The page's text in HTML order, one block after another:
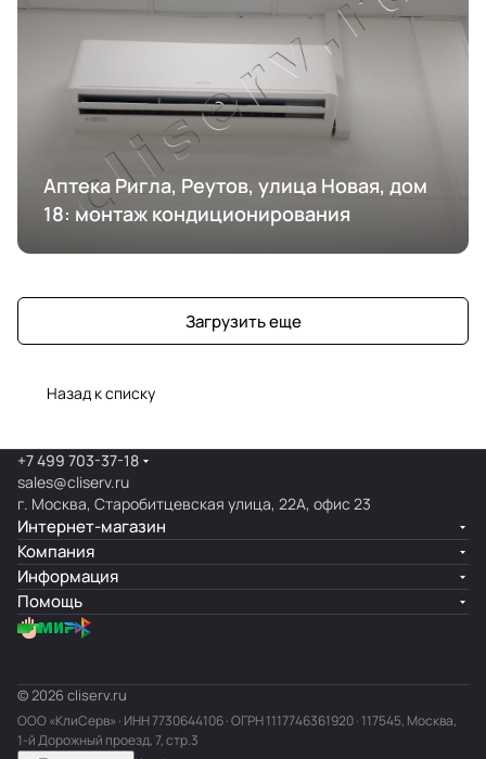
Аптека Ригла, Реутов, улица Новая, дом
18: монтаж кондиционирования
Загрузить еще
Назад к списку
+7 499 703-37-18
sales@cliserv.ru
г. Москва, Старобитцевская улица, 22А, офис 23
Интернет-магазин
Компания
Информация
Помощь
© 2026 cliserv.ru
ООО «КлиСерв» · ИНН7730644106· ОГРН 1117746361920 · 117545, Москва,
1-й Дорожный проезд, 7, стр.3